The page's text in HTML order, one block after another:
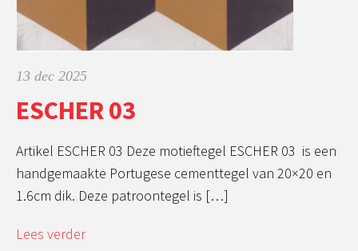
13 dec 2025
ESCHER 03
Artikel ESCHER 03 Deze motieftegel ESCHER 03 is een
handgemaakte Portugese cementtegel van 20×20 en
1.6cm dik. Deze patroontegel is […]
Lees verder